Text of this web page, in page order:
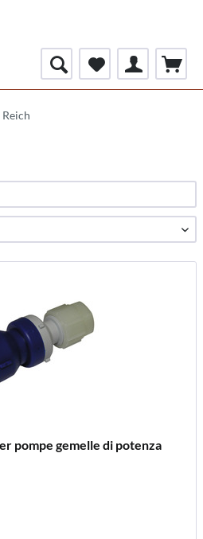
pompe gemelle di potenza